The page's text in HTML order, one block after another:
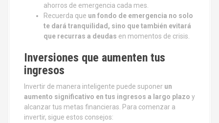
ahorros de emergencia cada mes.
Recuerda que un fondo de emergencia no solo
te dará tranquilidad, sino que también evitará
que recurras a deudas en momentos de crisis.
Inversiones que aumenten tus
ingresos
Invertir de manera inteligente puede suponer un
aumento significativo en tus ingresos a largo plazo y
alcanzar tus metas financieras. Para comenzar a
invertir, sigue estos consejos: